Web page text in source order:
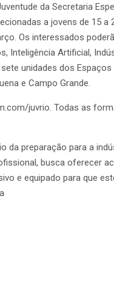
da Secretaria
a jovens de 15 a
Os interessados
Inteligência Artificial,
unidades dos Espaços
e Campo Grande.
juvrio. Todas as
da preparação para a
busca oferecer
e equipado para que